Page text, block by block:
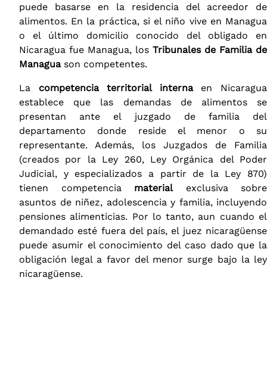
puede basarse en la residencia del acreedor de
alimentos. En la práctica, si el niño vive en Managua
o el último domicilio conocido del obligado en
Nicaragua fue Managua, los Tribunales de Familia de
Managuason competentes.
La competencia territorial internaen Nicaragua
establece que las demandas de alimentos se
presentan ante el juzgado de familia del
departamento donde reside el menor o su
representante. Además, los Juzgados de Familia
(creados por la Ley 260, Ley Orgánica del Poder
Judicial, y especializados a partir de la Ley 870)
tienen competencia materialexclusiva sobre
asuntos de niñez, adolescencia y familia, incluyendo
pensiones alimenticias. Por lo tanto, aun cuando el
demandado esté fuera del país, el juez nicaragüense
puede asumir el conocimiento del caso dado que la
obligación legal a favor del menor surge bajo la ley
nicaragüense.